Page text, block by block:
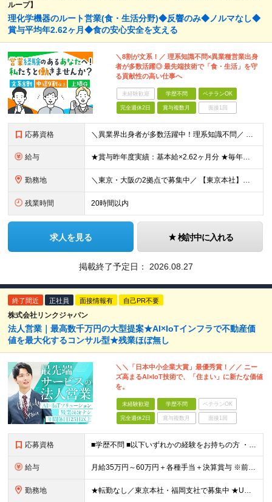
ループ】
理化学機器のルート営業(食・生活分野)◆反響のみ◆ノルマなし◆
賞与平均年2.62ヶ月◆食の安心安全を支える
＼8割が文系！／ 理系知識不問×異業種営業出身
者が多数活躍◎ 最先端技術で「食・生活」を守
る貢献性の高い仕事へ
未経験歓迎 学歴不問 ベテランOK
完全週休2日 賞与複数月 面接1回
応募資格 ＼異業界出身者が多数活躍中！理系知識不問／ ■法人営業（BtoB）の経験をお持ちの方 ■普通自動車免許（AT限定可）をお持ちの方※入社までの取得可 ※学歴不問 ～求める人物像について～ ・明るく礼儀
給与 ★賞与昨年度実績：基本給×2.62ヶ月分 ★毎年必ず昇給する経験給制度あり！ ■月給：23万5000円〜45万円＋賞与年2回 ※経験・スキルを考慮し、当社規定の「バンド（等級）」に合わせて決定します
勤務地 ＼東京・大阪の2拠点で募集中／ 【東京本社】東京都江東区亀戸1-28-6 【大阪支店】大阪府大阪市東淀川区東中島1-13-25 ※ご希望の勤務地を考慮します。当面転勤は想定していません。 ご本人の希
残業時間 20時間以内
求人を見る 検討中に入れる
掲載終了予定日： 2026.08.27
終了間近 正社員 面接情報有 自己PR不要
株式会社リンクジャパン
法人営業｜最高数千万円の大型提案★AI×IoTインフラで不動産価
値を最大化するコンサル型★残業ほぼ無し
＼＼「日本中小企業大賞」最優秀賞！／／ ニー
ズ高まるAI×IoT技術で、「住まい」に新たな価値
を。
未経験歓迎 学歴不問 ベテランOK
完全週休2日 賞与複数月 面接1回
応募資格 ■学歴不問 ■以下いずれかの経験をお持ちの方 ・法人営業経験がある方(最低1年以上) ・不動産業界経験がある方（業界経験があれば、営業未経験でもOK） ～このような方にオススメです～ ◎最新技術や新
給与 月給35万円～60万円＋各種手当＋決算賞与 ※前職給与や経験・スキルを考慮の上、決定いたします。 ※3ヶ月の試用期間あり（期間中は契約社員雇用、給与等条件の変動なし）。 ※年齢や入社年数に関係なく、
勤務地 ★転勤なし／東京本社・福岡支社で募集中 ★U・Iターン歓迎 ▼東京本社 東京都港区芝浦2-17-12 第四田町ビル2F/3F ▼福岡支店 福岡県福岡市博多区博多駅東2-9-5 池松ビル3F/4F